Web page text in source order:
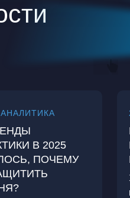
АНАЛИТИКА
В 2025
ПОЧЕМУ